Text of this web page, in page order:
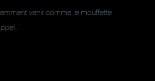
venir comme le mouffette